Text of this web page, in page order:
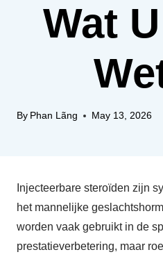
Wat
By Phan Lãng May 13, 2026
Injecteerbare steroïden zijn
het mannelijke
worden vaak gebruikt in de
prestatieverbetering, maar